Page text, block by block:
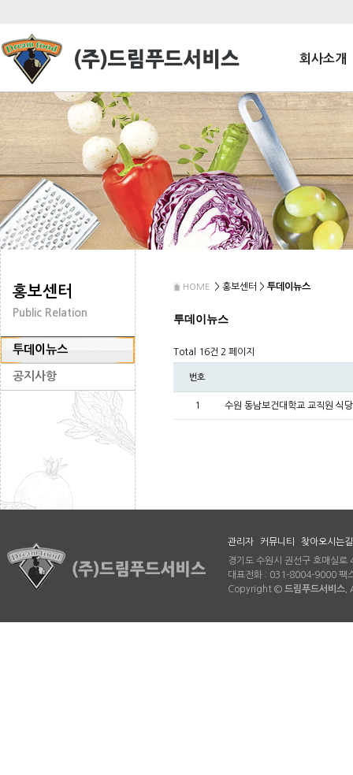
회사소개
홍보센터
Public Relation
투데이뉴스
공지사항
HOME > 홍보센터 > 투데이뉴스
투데이뉴스
Total 16건 2 페이지
번호
1 수원 동남보건대학교 교직원 식
관리자 커뮤니티
찾아오시는길
경기도 수원시 권선구 호매실
대표전화 : 031-8004-9000
Copyright © 드림푸드서비스.